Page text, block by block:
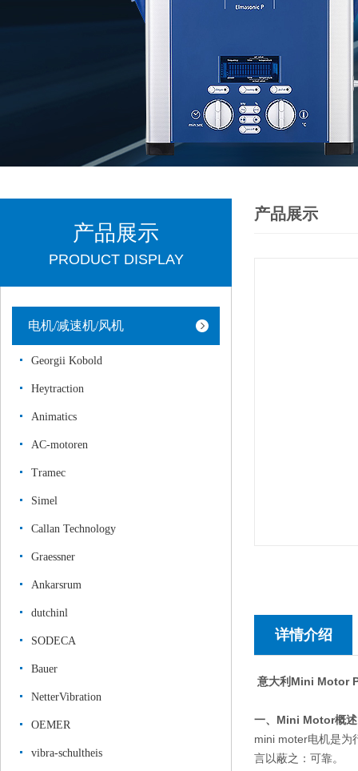
产品展示
PRODUCT DISPLAY
电机/减速机/风机
Georgii Kobold
Heytraction
Animatics
AC-motoren
Tramec
Simel
Callan Technology
Graessner
Ankarsrum
dutchinl
SODECA
Bauer
NetterVibration
OEMER
vibra-schultheis
产品展示
详情介绍
意大利Mini Motor
一、Mini Motor概
mini moter电机是为
言以蔽之：可靠。